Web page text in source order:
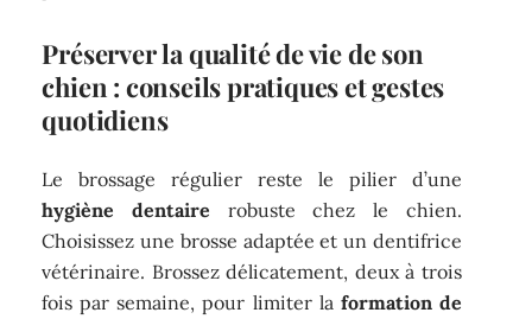
Préserver la qualité de vie de son
chien : conseils pratiques et gestes
quotidiens
Le brossage régulier reste le pilier d’une
hygiène dentaire robuste chez le chien.
Choisissez une brosse adaptée et un dentifrice
vétérinaire. Brossez délicatement, deux à trois
fois par semaine, pour limiter la formation de